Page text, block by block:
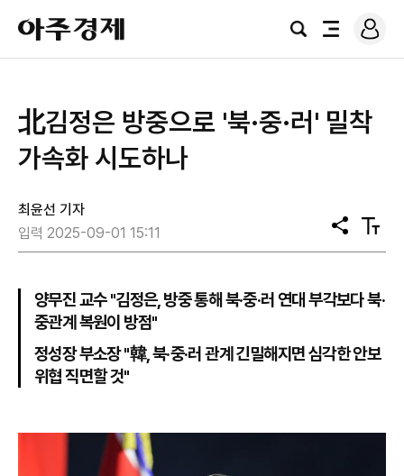
아
주
경
검
전
로
그
北김정은 방중으로 '북·중·러' 밀착
가속화 시도하나
최윤선 기자
입력 2025-09-01 15:11
공
유
텍
스
기
양무진 교수 "김정은, 방중 통해 북·중·러 연대 부각보다 북·
중관계 복원이 방점"
정성장 부소장 "韓, 북·중·러 관계 긴밀해지면 심각한 안보
위협 직면할 것"